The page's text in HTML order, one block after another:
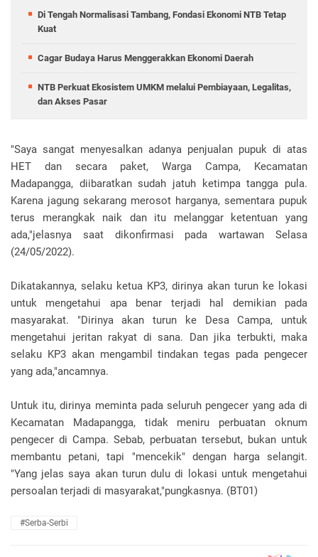
Di Tengah Normalisasi Tambang, Fondasi Ekonomi NTB Tetap
Kuat
Cagar Budaya Harus Menggerakkan Ekonomi Daerah
NTB Perkuat Ekosistem UMKM melalui Pembiayaan, Legalitas,
dan Akses Pasar
"Saya sangat menyesalkan adanya penjualan pupuk di atas
HET dan secara paket, Warga Campa, Kecamatan
Madapangga, diibaratkan sudah jatuh ketimpa tangga pula.
Karena jagung sekarang merosot harganya, sementara pupuk
terus merangkak naik dan itu melanggar ketentuan yang
ada,"jelasnya saat dikonfirmasi pada wartawan Selasa
(24/05/2022).
Dikatakannya, selaku ketua KP3, dirinya akan turun ke lokasi
untuk mengetahui apa benar terjadi hal demikian pada
masyarakat. "Dirinya akan turun ke Desa Campa, untuk
mengetahui jeritan rakyat di sana. Dan jika terbukti, maka
selaku KP3 akan mengambil tindakan tegas pada pengecer
yang ada,"ancamnya.
Untuk itu, dirinya meminta pada seluruh pengecer yang ada di
Kecamatan Madapangga, tidak meniru perbuatan oknum
pengecer di Campa. Sebab, perbuatan tersebut, bukan untuk
membantu petani, tapi "mencekik" dengan harga selangit.
"Yang jelas saya akan turun dulu di lokasi untuk mengetahui
persoalan terjadi di masyarakat,"pungkasnya. (BT01)
#Serba-Serbi